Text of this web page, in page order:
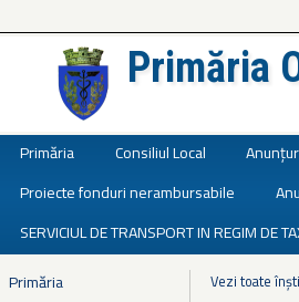
Primăria
Primăria Consiliul Local
Proiecte fonduri nerambursabile
SERVICIUL DE TRANSPORT IN REGIM DE
Primăria
Vezi toate